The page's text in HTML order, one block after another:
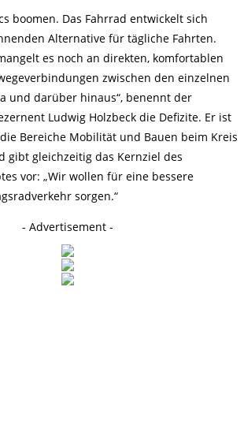
boomen. Das Fahrrad entwickelt sich
Alternative für tägliche Fahrten.
es noch an direkten, komfortablen
zwischen den einzelnen
und darüber hinaus“, benennt der
Ludwig Holzbeck die Defizite. Er ist
Bereiche Mobilität und Bauen beim Kreis
gibt gleichzeitig das Kernziel des
vor: „Wir wollen für eine bessere
sorgen.“
- Advertisement -